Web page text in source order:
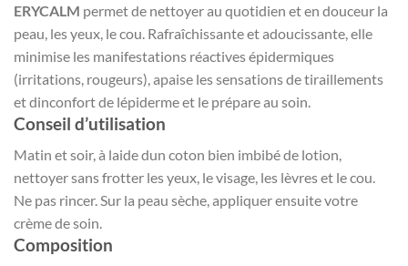
ERYCALM permet de nettoyer au quotidien et en douceur la
peau, les yeux, le cou. Rafraîchissante et adoucissante, elle
minimise les manifestations réactives épidermiques
(irritations, rougeurs), apaise les sensations de tiraillements
et dinconfort de lépiderme et le prépare au soin.
Conseil d’utilisation
Matin et soir, à laide dun coton bien imbibé de lotion,
nettoyer sans frotter les yeux, le visage, les lèvres et le cou.
Ne pas rincer. Sur la peau sèche, appliquer ensuite votre
crème de soin.
Composition